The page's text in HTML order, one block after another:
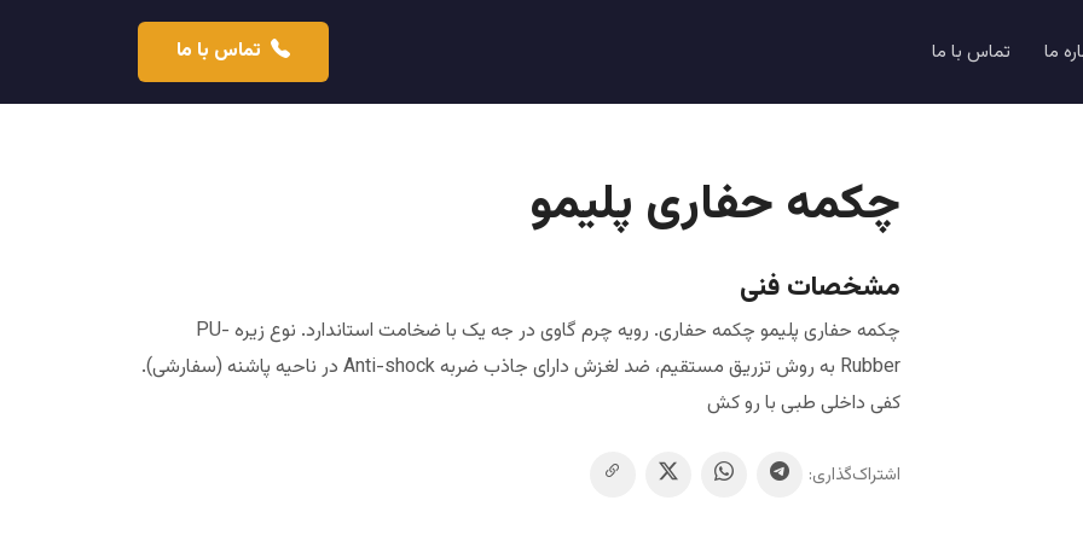
ما تماس با ما تماس با ما
چکمه حفاری پلیمو
مشخصات فنی
چکمه حفاری پلیمو چکمه حفاری. رویه چرم گاوی در جه یک با ضخامت استاندارد. نوع زیره PU-
Rubber به روش تزریق مستقیم، ضد لغزش دارای جاذب ضربه Anti-shock در ناحیه پاشنه (سفارشی).
کفی داخلی طبی با رو کش
اشتراک‌گذاری: